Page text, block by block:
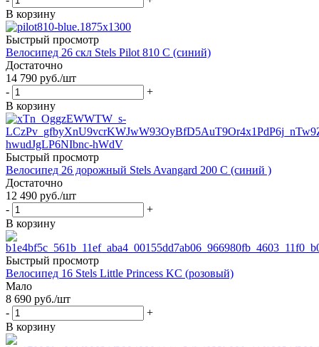
В корзину
Быстрый просмотр
Велосипед 26 скл Stels Pilot 810 С (синий)
Достаточно
14 790 руб./шт
-
+
В корзину
Быстрый просмотр
Велосипед 26 дорожный Stels Avangard 200 C (синий )
Достаточно
12 490 руб./шт
-
+
В корзину
Быстрый просмотр
Велосипед 16 Stels Little Princess KC (розовый)
Мало
8 690 руб./шт
-
+
В корзину